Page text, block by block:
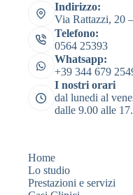
Indirizzo:
Via Rattazzi, 20
Telefono:
0564 25393
Whatsapp:
+39 344 679
I nostri orari
dal lunedi al
dalle 9.00 alle
Home
Lo studio
Prestazioni e servizi